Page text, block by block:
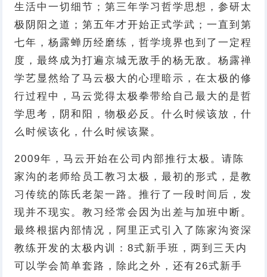
生活中一切细节；第三年学习哲学思想，参研太
极阴阳之道；第五年才开始正式学武；一直到第
七年，杨露蝉历经磨练，哲学境界也到了一定程
度，最终成为打遍京城无敌手的杨无敌。杨露禅
学艺显然给了马云极大的心理暗示，在太极的修
行过程中，马云觉得太极拳带给自己最大的是哲
学思考，阴和阳，物极必反。什么时候该放，什
么时候该化，什么时候该聚。
2009年，马云开始在公司内部推行太极。请陈
家沟的老师给员工教习太极，最初的形式，是教
习传统的陈氏老架一路。推行了一段时间后，发
现并不现实。教习经常会因为出差与加班中断。
最终根据内部情况，阿里正式引入了陈家沟资深
教练开发的太极内训：8式新手班，两到三天内
可以学会简单套路，除此之外，还有26式新手